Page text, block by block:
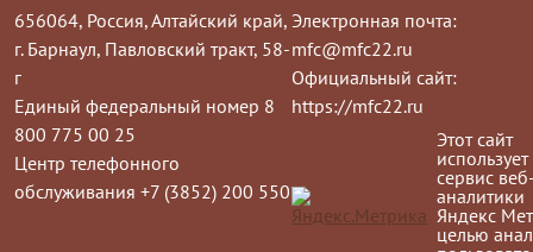
656064, Россия, Алтайский край,
г. Барнаул, Павловский тракт, 58-
г
Единый федеральный номер 8
800 775 00 25
Центр телефонного
обслуживания +7 (3852) 200 550
Электронная почта:
mfc@mfc22.ru
Официальный сайт:
https://mfc22.ru
Этот сайт
использует
сервис
аналитики
Яндекс
целью